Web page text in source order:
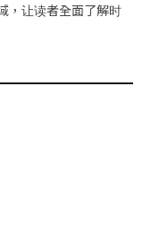
，让读者全面了解时